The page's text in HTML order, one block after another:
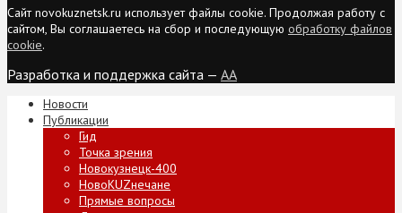
Сайт novokuznetsk.ru использует файлы cookie. Продолжая работу с
сайтом, Вы соглашаетесь на сбор и последующую обработку файлов
cookie.
Разработка и поддержка сайта — AA
Новости
Публикации
Гид
Точка зрения
Новокузнецк-400
НовоKUZнечане
Прямые вопросы